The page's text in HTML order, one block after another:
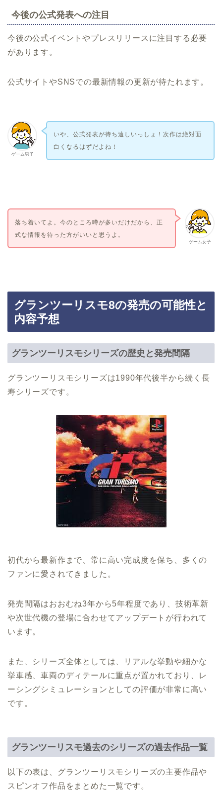
今後の公式発表への注目
今後の公式イベントやプレスリリースに注目する必要
があります。
公式サイトやSNSでの最新情報の更新が待たれます。
ゲーム男子
いや、公式発表が待ち遠しいっしょ！次作は絶対面
白くなるはずだよね！
ゲーム女子
落ち着いてよ。今のところ噂が多いだけだから、正
式な情報を待った方がいいと思うよ。
グランツーリスモ8の発売の可能性と
内容予想
グランツーリスモシリーズの歴史と発売間隔
グランツーリスモシリーズは1990年代後半から続く長
寿シリーズです。
初代から最新作まで、常に高い完成度を保ち、多くの
ファンに愛されてきました。
発売間隔はおおむね3年から5年程度であり、技術革新
や次世代機の登場に合わせてアップデートが行われて
います。
また、シリーズ全体としては、リアルな挙動や細かな
挙車感、車両のディテールに重点が置かれており、レ
ーシングシミュレーションとしての評価が非常に高い
です。
グランツーリスモ過去のシリーズの過去作品一覧
以下の表は、グランツーリスモシリーズの主要作品や
スピンオフ作品をまとめた一覧です。